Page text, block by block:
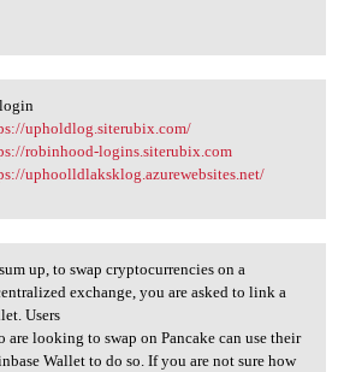
upholdlog.siterubix.com/
robinhood-logins.siterubix.com
uphoolldlaksklog.azurewebsites.net/
up, to swap
up, to swap cryptocurrencies on a
exchange, you are asked to link a
Users
are looking to swap on Pancake can use their
Wallet to do so. If you are not sure how